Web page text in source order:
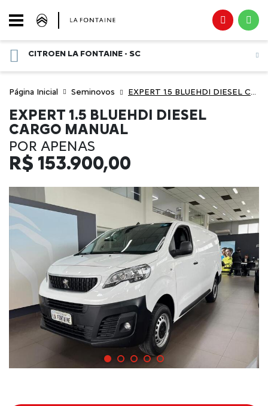
CITROEN LA FONTAINE - SC
Página Inicial Seminovos EXPERT 1.5 BLUEHDI DIESEL CARGO MANUAL
EXPERT 1.5 BLUEHDI DIESEL
CARGO MANUAL
POR APENAS
R$ 153.900,00